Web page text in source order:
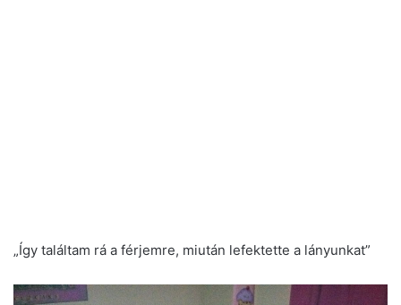
„Így találtam rá a férjemre, miután lefektette a lányunkat”